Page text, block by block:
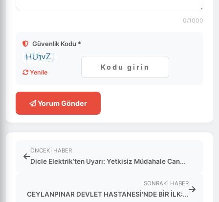
0/1000
Güvenlik Kodu *
Yenile
Yorum Gönder
ÖNCEKI HABER
Dicle Elektrik’ten Uyarı: Yetkisiz Müdahale Can...
SONRAKI HABER
CEYLANPINAR DEVLET HASTANESİ'NDE BİR İLK:...